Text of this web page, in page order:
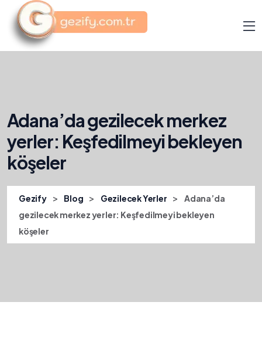
Adana’da gezilecek merkez
yerler: Keşfedilmeyi bekleyen
köşeler
Gezify > Blog > Gezilecek Yerler >
Adana’da
gezilecek merkez yerler: Keşfedilmeyi bekleyen
köşeler